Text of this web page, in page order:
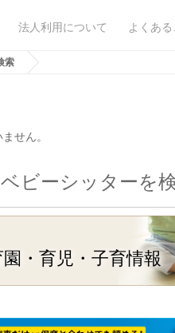
法人利用について よくあ
索
せん。
ビーシッターを
・育児・子育情報